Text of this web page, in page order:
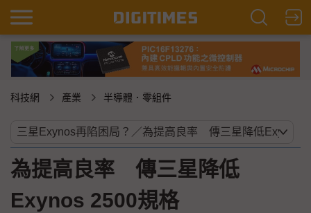
科技網 產業 半導體．零組件
為提高良率 傳三星降低
Exynos 2500規格